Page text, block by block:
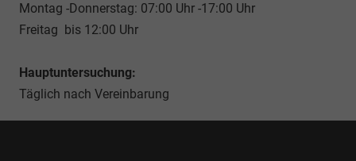
Montag -Donnerstag: 07:00 Uhr -17:00 Uhr
Freitag bis 12:00 Uhr
Hauptuntersuchung:
Täglich nach Vereinbarung